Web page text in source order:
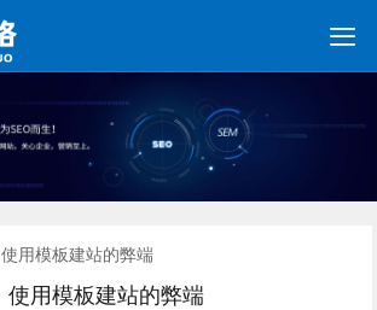

首页
网站建设
网站制作
关键词优化
朋友圈广告
竞价托管
网络营销
网络推广
软件开发
新媒体运营
使用模板建站的弊端
使用模板建站的弊端